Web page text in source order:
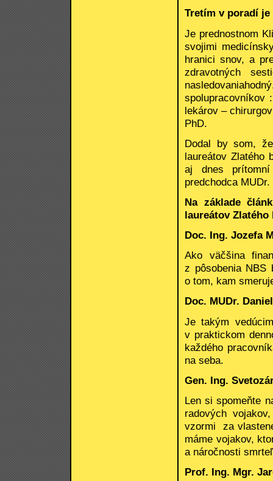
Tretím v poradí je
Je prednostnom
svojimi
hranici snov, a
zdravotných
spolupracovníkov
lekárov –
PhD.
Dodal by som,
laureátov Zlatého
aj dnes
predchodca
Na základe
laureátov Zlatého
Doc. Ing. Jozefa
Ako väčšina
z pôsobenia NBS
o tom, kam
Doc. MUDr.
Je takým
v praktickom
každého
na seba.
Gen. Ing.
Len si spomeňte
radových
vzormi za
máme vojakov,
a náročnosti
Prof. Ing. Mgr.